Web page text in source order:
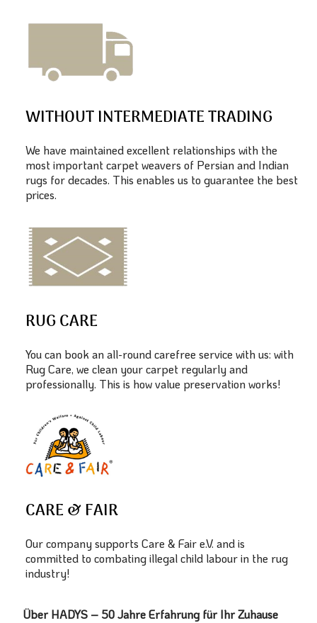
WITHOUT INTERMEDIATE TRADING
We have maintained excellent relationships with the
most important carpet weavers of Persian and Indian
rugs for decades. This enables us to guarantee the best
prices.
RUG CARE
You can book an all-round carefree service with us: with
Rug Care, we clean your carpet regularly and
professionally. This is how value preservation works!
CARE & FAIR
Our company supports Care & Fair e.V. and is
committed to combating illegal child labour in the rug
industry!
Über HADYS – 50 Jahre Erfahrung für Ihr Zuhause